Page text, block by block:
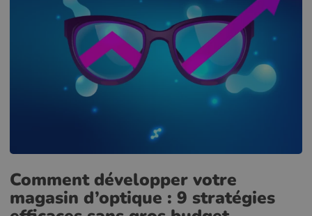
Comment développer votre
magasin d’optique : 9 stratégies